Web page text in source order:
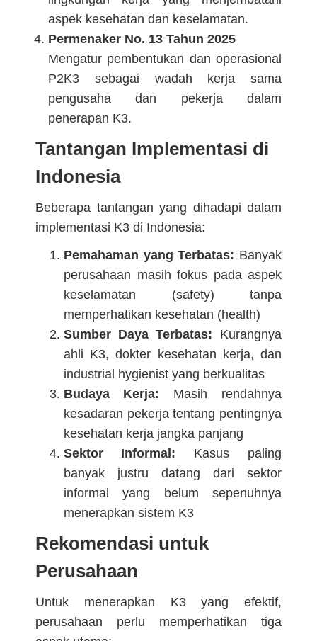
aspek kesehatan dan keselamatan.
Permenaker No. 13 Tahun 2025
Mengatur pembentukan dan operasional
P2K3 sebagai wadah kerja sama
pengusaha dan pekerja dalam
penerapan K3.
Tantangan Implementasi di
Indonesia
Beberapa tantangan yang dihadapi dalam
implementasi K3 di Indonesia:
Pemahaman yang Terbatas: Banyak
perusahaan masih fokus pada aspek
keselamatan (safety) tanpa
memperhatikan kesehatan (health)
Sumber Daya Terbatas: Kurangnya
ahli K3, dokter kesehatan kerja, dan
industrial hygienist yang berkualitas
Budaya Kerja: Masih rendahnya
kesadaran pekerja tentang pentingnya
kesehatan kerja jangka panjang
Sektor Informal: Kasus paling
banyak justru datang dari sektor
informal yang belum sepenuhnya
menerapkan sistem K3
Rekomendasi untuk
Perusahaan
Untuk menerapkan K3 yang efektif,
perusahaan perlu memperhatikan tiga